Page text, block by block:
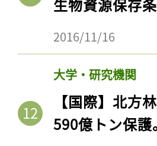
生物資源保存
2016/11/16
大学・研究機関
【国際】北方
590億トン保